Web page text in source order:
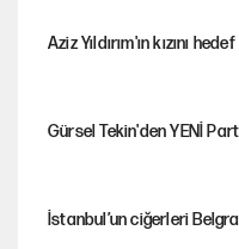
Aziz Yıldırım'ın kızını
Gürsel Tekin'den YENİ
İstanbul’un ciğerleri